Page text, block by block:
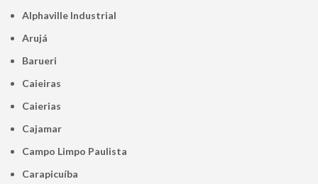
Alphaville Industrial
Arujá
Barueri
Caieiras
Caierias
Cajamar
Campo Limpo Paulista
Carapicuíba